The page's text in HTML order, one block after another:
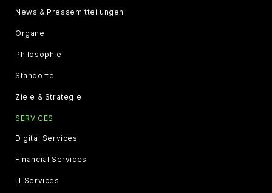
News & Pressemitteilungen
Organe
Philosophie
Standorte
Ziele & Strategie
SERVICES
Digital Services
Financial Services
IT Services